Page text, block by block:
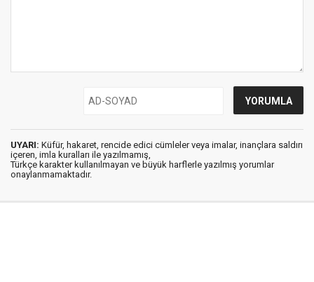
UYARI: Küfür, hakaret, rencide edici cümleler veya imalar, inançlara saldırı
içeren, imla kuralları ile yazılmamış,
Türkçe karakter kullanılmayan ve büyük harflerle yazılmış yorumlar
onaylanmamaktadır.